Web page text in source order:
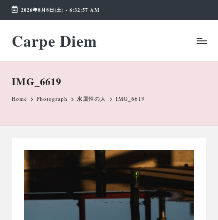
Skip
content
2026年8月8日(土) - 6:32:57 AM
Carpe Diem
Weekend
Wonderland
IMG_6619
Home Photograph 水属性の人 IMG_6619